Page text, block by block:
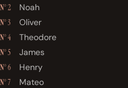
N° 2 Noah
N° 3 Oliver
N° 4 Theodore
N° 5 James
N° 6 Henry
N° 7 Mateo